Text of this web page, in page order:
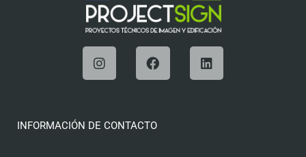
INFORMACIÓN DE CONTACTO